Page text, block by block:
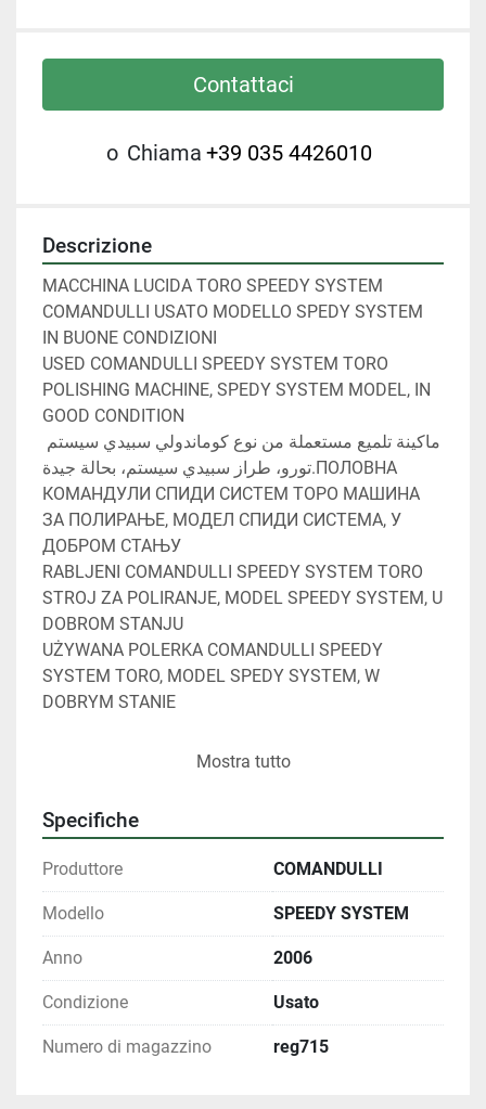
Contattaci
o Chiama +39 035 4426010
Descrizione
MACCHINA LUCIDA TORO SPEEDY SYSTEM
COMANDULLI USATO MODELLO SPEDY SYSTEM
IN BUONE CONDIZIONI
USED ​​COMANDULLI SPEEDY SYSTEM TORO
POLISHING MACHINE, SPEDY SYSTEM MODEL, IN
GOOD CONDITION
تورو، طراز سبيدي سيستم، بحالة جيدة.ПОЛОВНА
КОМАНДУЛИ СПИДИ СИСТЕМ ТОРО МАШИНА
ЗА ПОЛИРАЊЕ, МОДЕЛ СПИДИ СИСТЕМА, У
ДОБРОМ СТАЊУ
RABLJENI COMANDULLI SPEEDY SYSTEM TORO
STROJ ZA POLIRANJE, MODEL SPEEDY SYSTEM, U
DOBROM STANJU
UŻYWANA POLERKA COMANDULLI SPEEDY
SYSTEM TORO, MODEL SPEDY SYSTEM, W
DOBRYM STANIE
Mostra tutto
Specifiche
Produttore COMANDULLI
Modello SPEEDY SYSTEM
Anno 2006
Condizione Usato
Numero di magazzino reg715